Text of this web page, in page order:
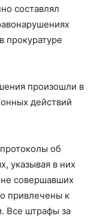
составлял
в прокуратуре
произошли в
действий
об
указывая в них
совершавших
привлечены к
Все штрафы за